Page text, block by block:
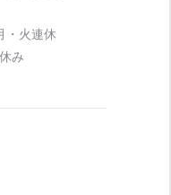
・火連休
み